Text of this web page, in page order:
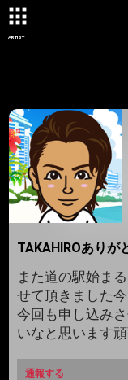
ARTIST
TAKAHIROありが
また道の駅始ま
せて頂きました
今回も申し込み
いなと思います
通報する